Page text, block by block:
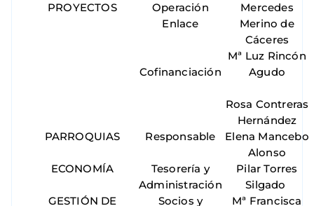
PROYECTOS
Operación
Enlace
Cofinanciación
Mercedes
Merino de
Cáceres
Mª Luz Rincón
Agudo
Rosa Contreras
Hernández
PARROQUIAS
Responsable
Elena Mancebo
Alonso
ECONOMÍA
Tesorería y
Administración
Pilar Torres
Silgado
GESTIÓN DE
Socios y
Mª Francisca